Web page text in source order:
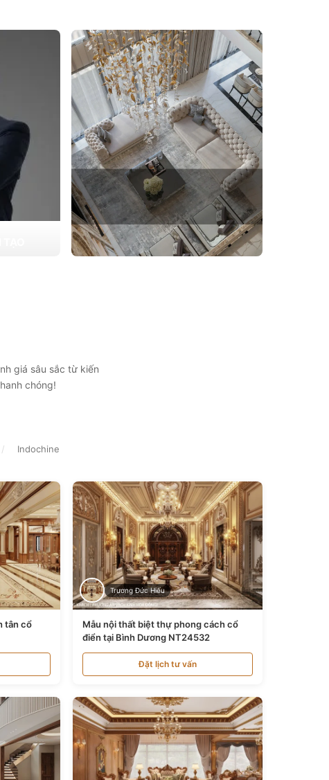
giá sâu sắc từ kiến
chóng!
/ Indochine
tân cổ
Trương Đức Hiếu
Mẫu nội thất biệt thự phong cách cổ
điển tại Bình Dương NT24532
Đặt lịch tư vấn